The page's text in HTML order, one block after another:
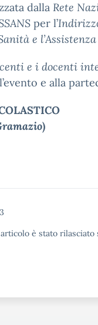
dalla Rete
per l’
e
e i docenti
e alla
)
è stato